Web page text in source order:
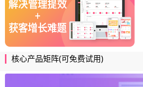
核心产品矩阵(可免费试用)